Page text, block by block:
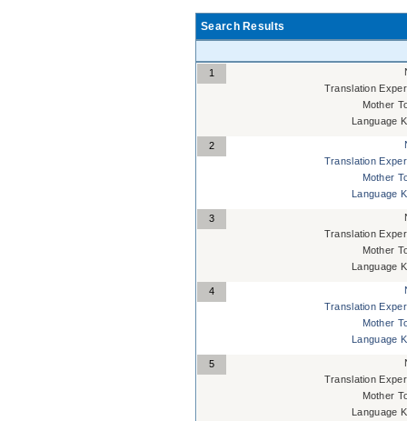
Search Results
1
Translation
Mother
Language
2
Translation
Mother
Language
3
Translation
Mother
Language
4
Translation
Mother
Language
5
Translation
Mother
Language